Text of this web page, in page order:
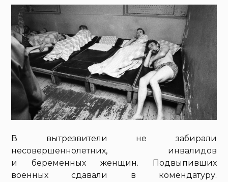
В вытрезвители не забирали
несовершеннолетних, инвалидов
и беременных женщин. Подвыпивших
военных сдавали в комендатуру.